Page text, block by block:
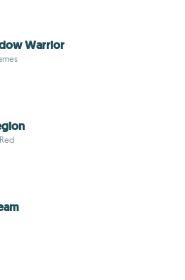
Warrior